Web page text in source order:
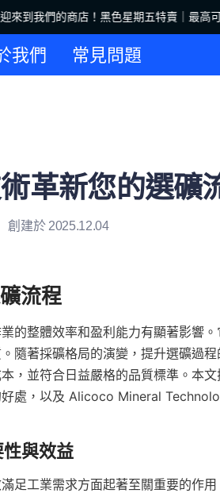
來到我們的商店！黑色星期五特賣｜最高可
歡迎來到我們的商店！黑色
我們 常見問題
革新您的選礦
創建於 2025.12.04
的整體效率和盈利能力有顯著影響
隨著採礦格局的演變，提升選礦過
，並符合日益嚴格的品質標準。本
好處，以及 Alicoco Mineral
足工業需求方面起著至關重要的作